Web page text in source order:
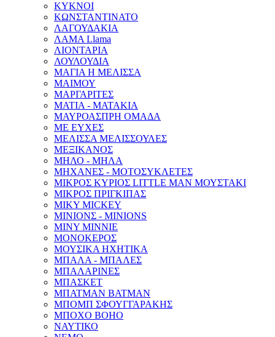
ΚΥΚΝΟΙ
ΚΩΝΣΤΑΝΤΙΝΑΤΟ
ΛΑΓΟΥΔΑΚΙΑ
ΛΑΜΑ Llama
ΛΙΟΝΤΑΡΙΑ
ΛΟΥΛΟΥΔΙΑ
ΜΑΓΙΑ Η ΜΕΛΙΣΣΑ
ΜΑΙΜΟΥ
ΜΑΡΓΑΡΙΤΕΣ
ΜΑΤΙΑ - ΜΑΤΑΚΙΑ
ΜΑΥΡΟΑΣΠΡΗ ΟΜΑΔΑ
ΜΕ ΕΥΧΕΣ
ΜΕΛΙΣΣΑ ΜΕΛΙΣΣΟΥΛΕΣ
ΜΕΞΙΚΑΝΟΣ
ΜΗΛΟ - ΜΗΛΑ
ΜΗΧΑΝΕΣ - ΜΟΤΟΣΥΚΛΕΤΕΣ
ΜΙΚΡΟΣ ΚΥΡΙΟΣ LITTLE MAN ΜΟΥΣΤΑΚΙ
ΜΙΚΡΟΣ ΠΡΙΓΚΙΠΑΣ
ΜΙΚΥ MICKEY
ΜΙΝΙΟΝΣ - MINIONS
ΜΙΝΥ MINNIE
ΜΟΝΟΚΕΡΟΣ
ΜΟΥΣΙΚΑ ΗΧΗΤΙΚΑ
ΜΠΑΛΑ - ΜΠΑΛΕΣ
ΜΠΑΛΑΡΙΝΕΣ
ΜΠΑΣΚΕΤ
ΜΠΑΤΜΑΝ BATMAN
ΜΠΟΜΠ ΣΦΟΥΓΓΑΡΑΚΗΣ
ΜΠΟΧΟ BOHO
ΝΑΥΤΙΚΟ